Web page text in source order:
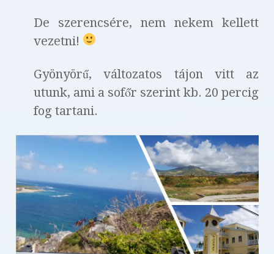
De szerencsére, nem nekem kellett
vezetni!
Gyönyörű, változatos tájon vitt az
utunk, ami a sofőr szerint kb. 20 percig
fog tartani.